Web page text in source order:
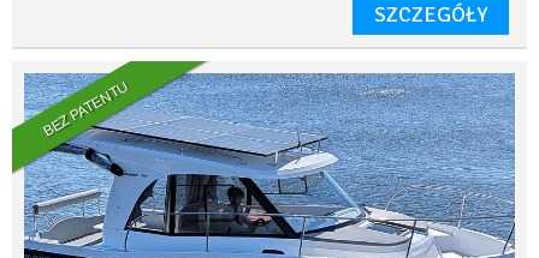
SZCZEGÓŁY
BEZ PATENTU